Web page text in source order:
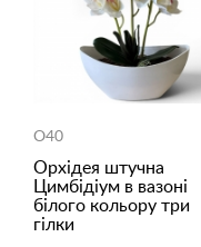
O40
Орхідея штучна
Цимбідіум в вазоні
білого кольору три
гілки